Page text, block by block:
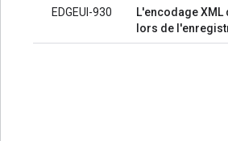
EDGEUI-930
L'encodage
lors de